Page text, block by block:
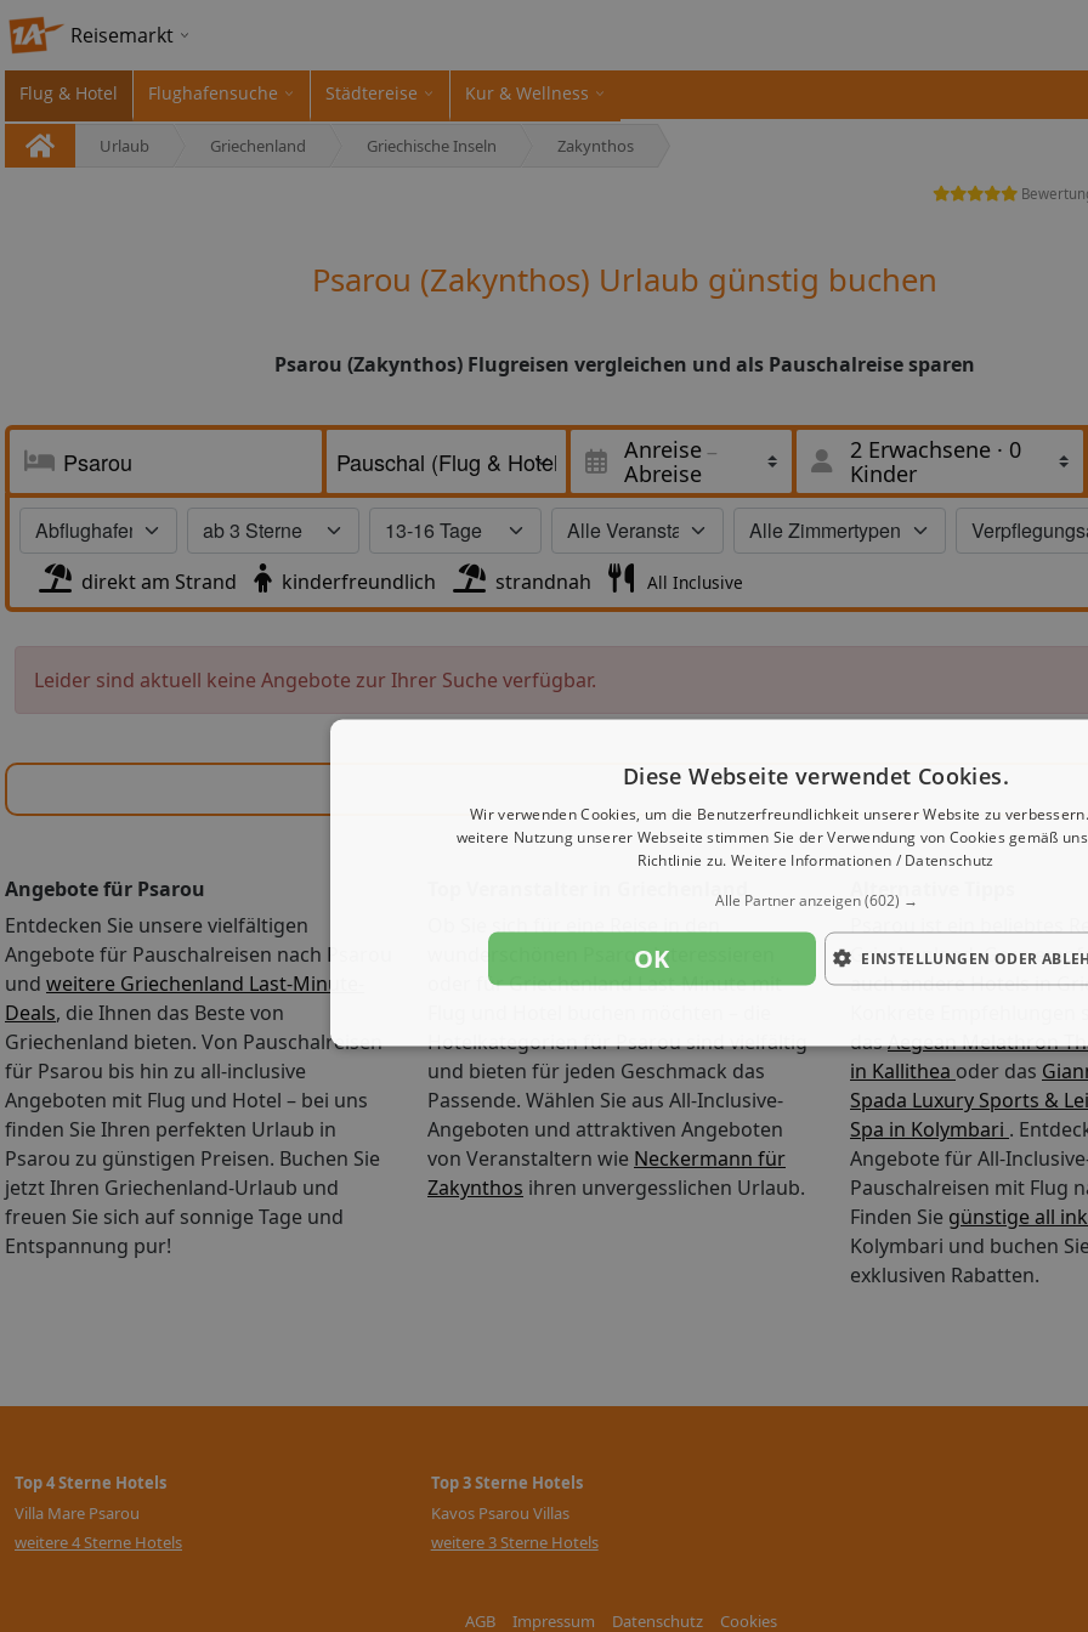
Reisemarkt
Flug & Hotel Flughafensuche Städtereise Kur & Wellness
Urlaub Griechenland Griechische Inseln Zakynthos
Psarou (Zakynthos) Urlaub günstig buchen
Psarou (Zakynthos) Flugreisen vergleichen und als Pauschalreise sparen
Anreise
Abreise
2 Erwachsene · 0
Kinder
direkt am Strand kinderfreundlich strandnah All Inclusive
Leider sind aktuell keine Angebote zur Ihrer Suche verfügbar.
Angebote für Psarou
Entdecken Sie unsere vielfältigen
Angebote für Pauschalreisen nach Psarou
und weitere Griechenland Last-Minute-
Deals, die Ihnen das Beste von
Griechenland bieten. Von Pauschalreisen
für Psarou bis hin zu all-inclusive
Angeboten mit Flug und Hotel – bei uns
finden Sie Ihren perfekten Urlaub in
Psarou zu günstigen Preisen. Buchen Sie
jetzt Ihren Griechenland-Urlaub und
freuen Sie sich auf sonnige Tage und
Entspannung pur!
Top Veranstalter in Griechenland
Ob Sie sich für eine Reise in den
wunderschönen Psarou interessieren
oder für Griechenland Last-Minute mit
Hotelkategorien für Psarou sind vielfältig
und bieten für jeden Geschmack das
Passende. Wählen Sie aus All-Inclusive-
Angeboten und attraktiven Angeboten
von Veranstaltern wie Neckermann für
Zakynthos ihren unvergesslichen Urlaub.
Alternative Tipps
Psarou ist ein beliebtes
Griechenland. Gern
auch andere Hotels in
dasAegean Melathron
in Kallithea oder das
Spada Luxury Sports &
Spa in Kolymbari .
Angebote für All-
Pauschalreisen mit Flug
Finden Sie günstige all
Kolymbari und buchen
exklusiven Rabatten.
Top 4 Sterne Hotels
Villa Mare Psarou
weitere 4 Sterne Hotels
Top 3 Sterne Hotels
Kavos Psarou Villas
weitere 3 Sterne Hotels
AGB Impressum Datenschutz Cookies
Diese Webseite verwendet Cookies.
Wir verwenden Cookies, um die Benutzerfreundlichkeit unserer Website zu
weitere Nutzung unserer Webseite stimmen Sie der Verwendung von Cookies gemäß
Richtlinie zu. Weitere Informationen / Datenschutz
Alle Partner anzeigen(602) →
OK EINSTELLUNGEN ODER